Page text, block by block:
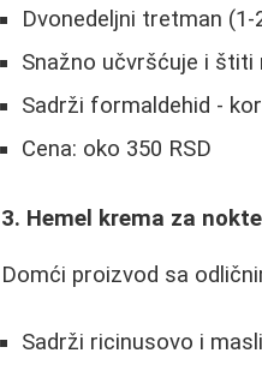
Dvonedeljni tretman
Snažno učvršćuje i štiti
Sadrži formaldehid -
Cena: oko 350 RSD
3. Hemel krema za nokte
Domći proizvod sa
Sadrži ricinusovo i